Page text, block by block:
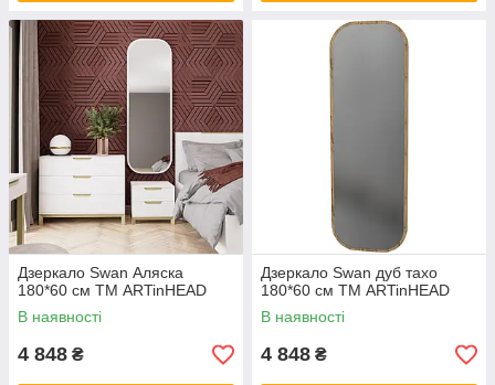
Дзеркало Swan Аляска
180*60 см ТМ ARTinHEAD
В наявності
4 848 ₴
Дзеркало Swan дуб тахо
180*60 см ТМ ARTinHEAD
В наявності
4 848 ₴